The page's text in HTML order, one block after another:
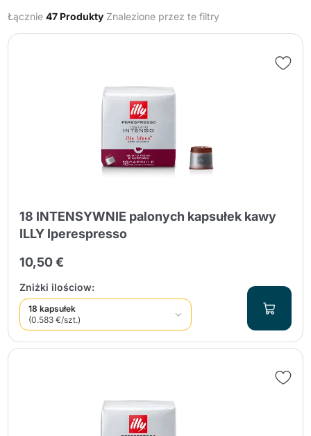
Łącznie47 Produkty Znalezione przez te filtry
18 INTENSYWNIE palonych kapsułek kawy
ILLY Iperespresso
10,50 €
Zniżki ilościow:
18 kapsułek
(0.583 €/szt.)
Wyślij